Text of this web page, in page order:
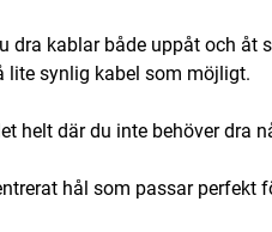
dra kablar både uppåt och
lite synlig kabel som möjligt.
helt där du inte behöver dra
hål som passar